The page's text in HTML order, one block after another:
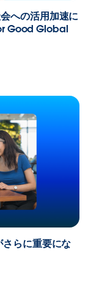
への活用加速に
Good Global
らに重要にな